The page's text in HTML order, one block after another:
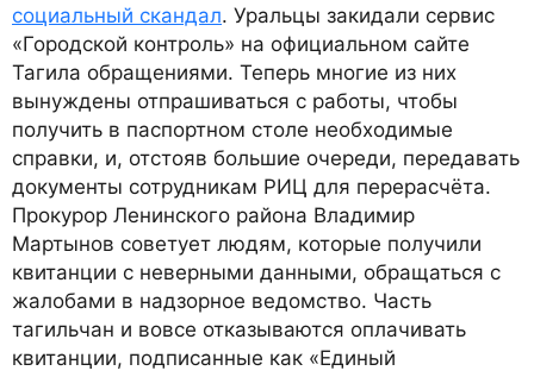
социальный скандал. Уральцы закидали сервис
«Городской контроль» на официальном сайте
Тагила обращениями. Теперь многие из них
вынуждены отпрашиваться с работы, чтобы
получить в паспортном столе необходимые
справки, и, отстояв большие очереди, передавать
документы сотрудникам РИЦ для перерасчёта.
Прокурор Ленинского района Владимир
Мартынов советует людям, которые получили
квитанции с неверными данными, обращаться с
жалобами в надзорное ведомство. Часть
тагильчан и вовсе отказываются оплачивать
квитанции, подписанные как «Единый